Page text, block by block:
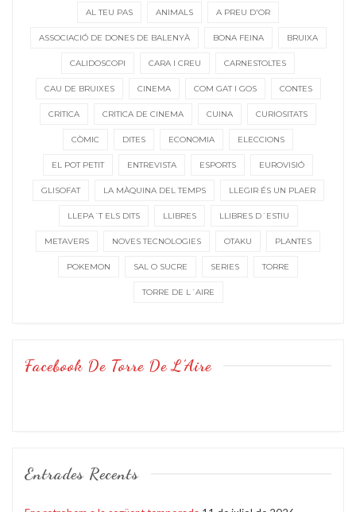
AL TEU PAS ANIMALS A PREU D'OR
ASSOCIACIÓ DE DONES DE BALENYÀ BONA FEINA BRUIXA
CALIDOSCOPI CARA I CREU CARNESTOLTES
CAU DE BRUIXES CINEMA COM GAT I GOS CONTES
CRITICA CRITICA DE CINEMA CUINA CURIOSITATS
CÒMIC DITES ECONOMIA ELECCIONS
EL POT PETIT ENTREVISTA ESPORTS EUROVISIÓ
GLISOFAT LA MÀQUINA DEL TEMPS LLEGIR ÉS UN PLAER
LLEPA´T ELS DITS LLIBRES LLIBRES D´ESTIU
METAVERS NOVES TECNOLOGIES OTAKU PLANTES
POKEMON SAL O SUCRE SERIES TORRE
TORRE DE L´AIRE
Facebook De Torre De L’Aire
Entrades Recents